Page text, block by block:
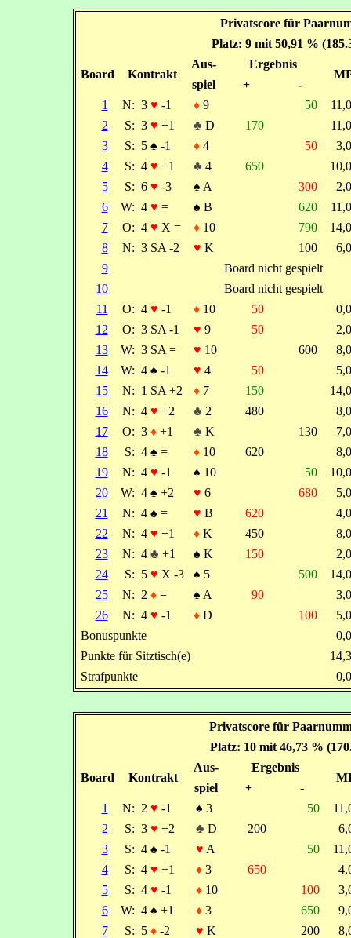
Privatscore für
Platz: 9 mit 50,91 %
Board Kontrakt
Aus- Ergebnis
spiel +
-
1
N: 3 ♥ -1 ♦9 50
2
S: 3 ♥ +1 ♣ D 170
3
S: 5 ♠ -1 ♦4 50
4
S: 4 ♥ +1 ♣ 4 650
5
S: 6 ♥ -3 ♠ A 300
6
W: 4 ♥ = ♠ B 620
7
O: 4 ♥ X = ♦10 790
8
N: 3 SA -2 ♥ K 100
9
Board nicht gespielt
10
Board nicht gespielt
11
O: 4 ♥ -1 ♦10 50
12
O: 3 SA -1 ♥ 9 50
13
W: 3 SA = ♥ 10 600
14
W: 4 ♠ -1 ♥ 4 50
15
N: 1 SA +2 ♦7 150
16
N: 4 ♥ +2 ♣ 2 480
17
O: 3 ♦+1 ♣ K 130
18
S: 4 ♠ = ♦10 620
19
N: 4 ♥ -1 ♠ 10 50
20
W: 4 ♠ +2 ♥ 6 680
21
N: 4 ♠ = ♥ B 620
22
N: 4 ♥ +1 ♦K 450
23
N: 4 ♣ +1 ♠ K 150
24
S: 5 ♥ X -3 ♠ 5 500
25
N: 2 ♦= ♠ A 90
26
N: 4 ♥ -1 ♦D 100
Bonuspunkte
Punkte für Sitztisch(e)
Strafpunkte
Privatscore für
Platz: 10 mit 46,73 %
Board Kontrakt
Aus- Ergebnis
spiel +
-
1
N: 2 ♥ -1 ♠ 3 50
2
S: 3 ♥ +2 ♣ D 200
3
S: 4 ♠ -1 ♥ A 50
4
S: 4 ♥ +1 ♦3 650
5
S: 4 ♥ -1 ♦10 100
6
W: 4 ♠ +1 ♦3 650
7
S: 5 ♦-2 ♥ K 200